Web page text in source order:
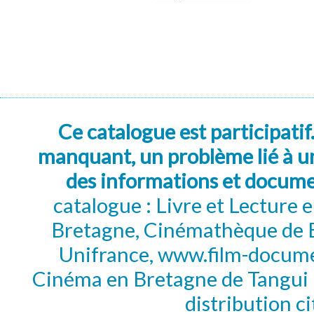
Ce catalogue est
manquant, un problème lié à
des informations et
catalogue : Livre et Lecture
Bretagne, Cinémathèque de
Unifrance, www.film-
Cinéma en Bretagne de
distribution